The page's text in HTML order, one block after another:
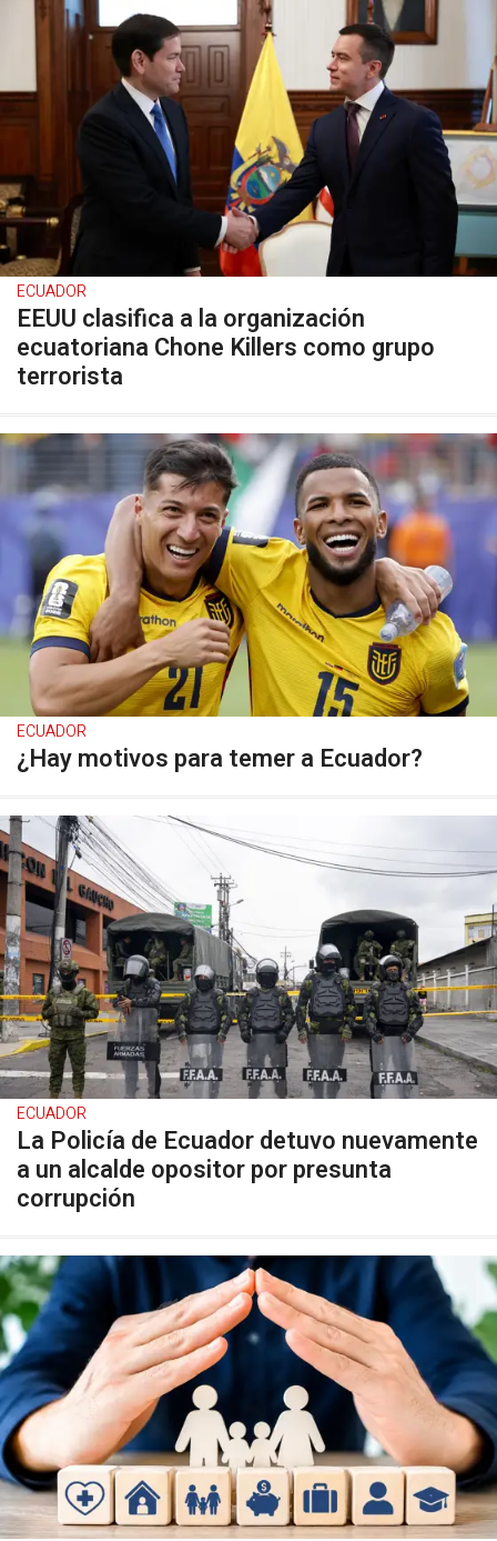
ECUADOR
EEUU clasifica a la organización
ecuatoriana Chone Killers como grupo
terrorista
ECUADOR
¿Hay motivos para temer a Ecuador?
ECUADOR
La Policía de Ecuador detuvo nuevamente
a un alcalde opositor por presunta
corrupción